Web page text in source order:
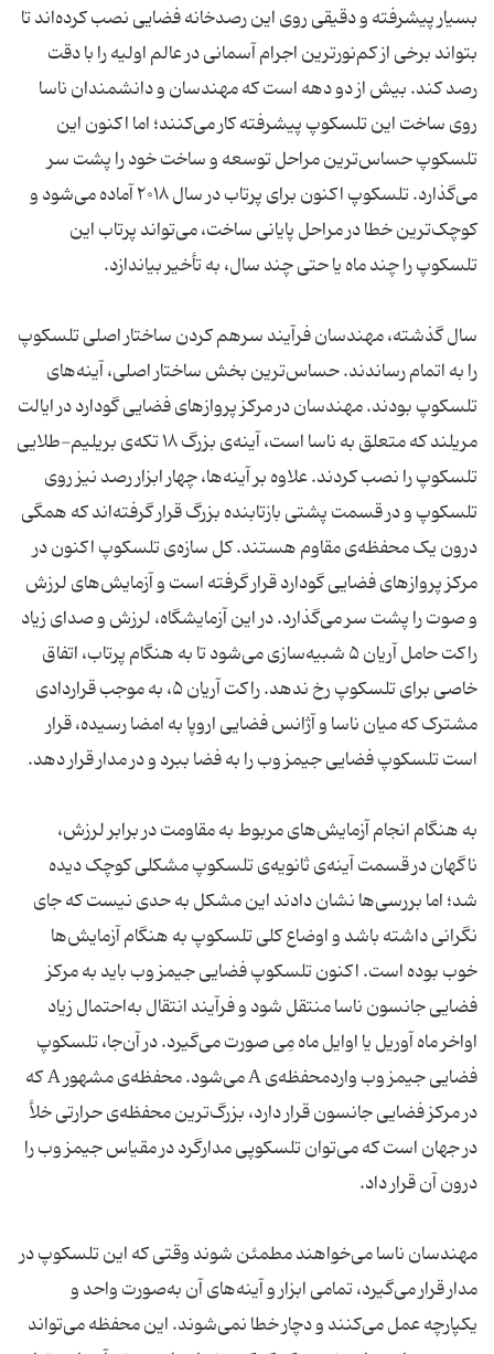
بسیار پیشرفته و دقیقی روی این رصدخانه فضایی نصب کرده‌اند تا
بتواند برخی از کم‌نورترین اجرام آسمانی در عالم اولیه را با دقت
رصد کند. بیش از دو دهه است که مهندسان و دانشمندان ناسا
روی ساخت این تلسکوپ پیشرفته کار می‌کنند؛ اما اکنون این
تلسکوپ حساس‌ترین مراحل توسعه و ساخت خود را پشت سر
می‌گذارد. تلسکوپ اکنون برای پرتاب در سال ۲۰۱۸ آماده می‌شود و
کوچک‌ترین خطا در مراحل پایانی ساخت، می‌تواند پرتاب این
تلسکوپ را چند ماه یا حتی چند سال، به تأخیر بیاندازد.
سال گذشته، مهندسان فرآیند سرهم کردن ساختار اصلی تلسکوپ
را به اتمام رساندند. حساس‌ترین بخش ساختار اصلی، آینه‌های
تلسکوپ بودند. مهندسان در مرکز پروازهای فضایی گودارد در ایالت
مریلند که متعلق به ناسا است، آینه‌ی بزرگ ۱۸ تکه‌‌ی بریلیم-طلایی
تلسکوپ را نصب کردند. علاوه‌ بر آینه‌ها، چهار ابزار رصد نیز روی
تلسکوپ و در قسمت پشتی بازتابنده بزرگ قرار گرفته‌اند که همگی
درون یک محفظه‌ی مقاوم هستند. کل سازه‌ی تلسکوپ اکنون در
مرکز پروازهای فضایی گودارد قرار گرفته‌ است و آزمایش‌های لرزش
و صوت را پشت سر می‌گذارد. در این آزمایشگاه، لرزش و صدای زیاد
راکت حامل آریان ۵ شبیه‌سازی می‌شود تا به هنگام پرتاب، اتفاق
خاصی برای تلسکوپ رخ ندهد. راکت آریان ۵، به موجب قراردادی
مشترک که میان ناسا و آژانس فضایی اروپا به امضا رسیده، قرار
است تلسکوپ فضایی جیمز وب را به فضا ببرد و در مدار قرار دهد.
به هنگام انجام آزمایش‌های مربوط به مقاومت در برابر لرزش،
ناگهان در قسمت‌ آینه‌ی ثانویه‌ی تلسکوپ مشکلی کوچک دیده
شد؛ اما بررسی‌ها نشان دادند این مشکل به حدی نیست که جای
نگرانی داشته باشد و اوضاع کلی تلسکوپ به هنگام آزمایش‌ها
خوب بوده است. اکنون تلسکوپ فضایی جیمز وب باید به مرکز
فضایی جانسون ناسا منتقل شود و فرآیند انتقال به‌احتمال زیاد
اواخر ماه آوریل یا اوایل ماه مِی صورت می‌گیرد. در آن‌جا، تلسکوپ
فضایی جیمز وب واردمحفظه‌ی A می‌شود. محفظه‌ی مشهور A که
در مرکز فضایی جانسون قرار دارد، بزرگ‌ترین محفظه‌ی حرارتی خلأ
در جهان است که می‌توان تلسکوپی مدارگرد در مقیاس جیمز وب را
درون آن قرار داد.
مهندسان ناسا می‌خواهند مطمئن شوند وقتی که این تلسکوپ در
مدار قرار می‌گیرد، تمامی ابزار و آینه‌های آن به‌صورت واحد و
یکپارچه عمل می‌کنند و دچار خطا نمی‌شوند. این محفظه می‌تواند